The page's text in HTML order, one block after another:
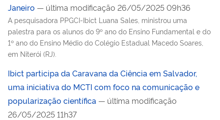
Janeiro — última modificação 26/05/2025 09h36
A pesquisadora PPGCI-Ibict Luana Sales, ministrou uma
palestra para os alunos do 9º ano do Ensino Fundamental e do
1º ano do Ensino Médio do Colégio Estadual Macedo Soares,
em Niterói (RJ).
Ibict participa da Caravana da Ciência em Salvador,
uma iniciativa do MCTI com foco na comunicação e
popularização científica — última modificação
26/05/2025 11h37